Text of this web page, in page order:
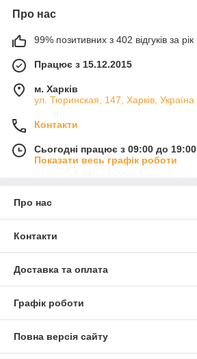
Про нас
99% позитивних з 402 відгуків за рік
Працює з 15.12.2015
м. Харків
ул. Тюринская, 147, Харків, Україна
Контакти
Сьогодні працює з 09:00 до 19:00
Показати весь графік роботи
Про нас
Контакти
Доставка та оплата
Графік роботи
Повна версія сайту